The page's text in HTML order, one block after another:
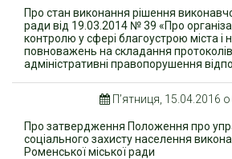
Про стан виконання рішення
ради від 19.03.2014 № 39 «Про
контролю у сфері благоустрою міста і
повноважень на складання
адміністративні правопорушення
П’ятниця, 15.04.2016 о
Про затвердження Положення про
соціального захисту населення
Роменської міської ради